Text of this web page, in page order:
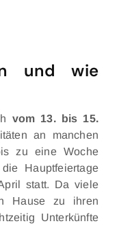
und wie
vom 13. bis 15.
an manchen
zu eine Woche
Hauptfeiertage
statt. Da viele
Hause zu ihren
Unterkünfte